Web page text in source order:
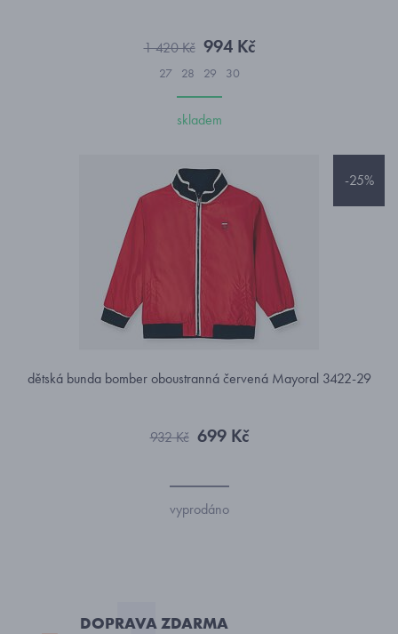
1 420 Kč 994 Kč
27 28 29 30
skladem
-25%
dětská bunda bomber oboustranná červená Mayoral 3422-29
932 Kč 699 Kč
vyprodáno
DOPRAVA ZDARMA